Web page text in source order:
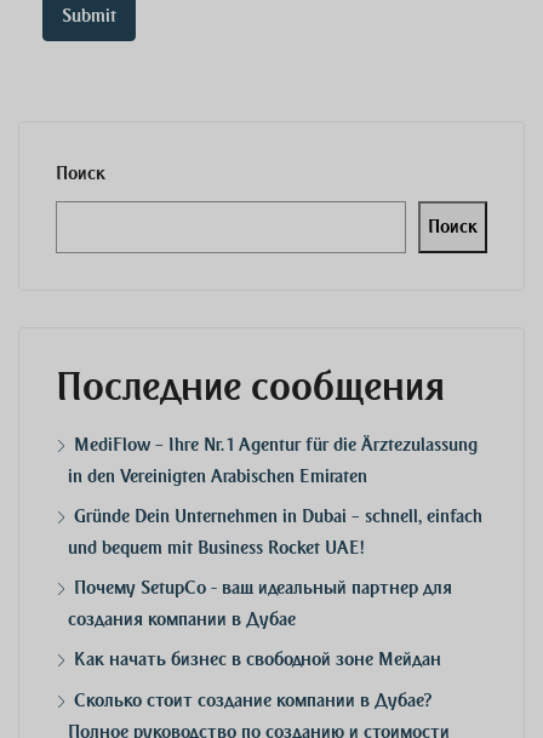
Поиск
Поиск
Последние сообщения
MediFlow – Ihre Nr. 1 Agentur für die Ärztezulassung
in den Vereinigten Arabischen Emiraten
Gründe Dein Unternehmen in Dubai – schnell, einfach
und bequem mit Business Rocket UAE!
Почему SetupCo - ваш идеальный партнер для
создания компании в Дубае
Как начать бизнес в свободной зоне Мейдан
Сколько стоит создание компании в Дубае?
Полное руководство по созданию и стоимости